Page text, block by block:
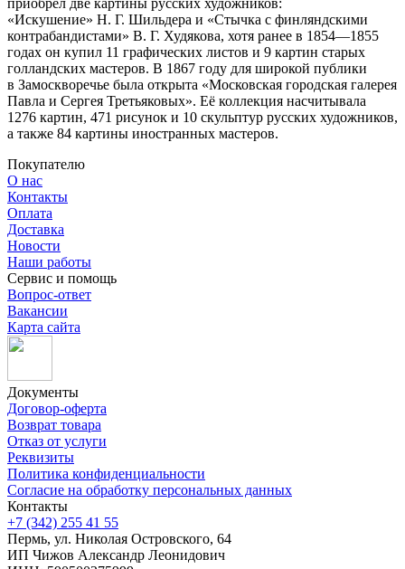
«Искушение» Н. Г. Шильдера и «Стычка с финляндскими
контрабандистами» В. Г. Худякова, хотя ранее в 1854—1855
годах он купил 11 графических листов и 9 картин старых
голландских мастеров. В 1867 году для широкой публики
в Замоскворечье была открыта «Московская городская галерея
Павла и Сергея Третьяковых». Её коллекция насчитывала
1276 картин, 471 рисунок и 10 скульптур русских художников,
а также 84 картины иностранных мастеров.
Покупателю
О нас
Контакты
Оплата
Доставка
Новости
Наши работы
Сервис и помощь
Вопрос-ответ
Вакансии
Карта сайта
Документы
Договор-оферта
Возврат товара
Отказ от услуги
Реквизиты
Политика конфиденциальности
Согласие на обработку персональных данных
Контакты
+7 (342) 255 41 55
Пермь, ул. Николая Островского, 64
ИП Чижов Александр Леонидович